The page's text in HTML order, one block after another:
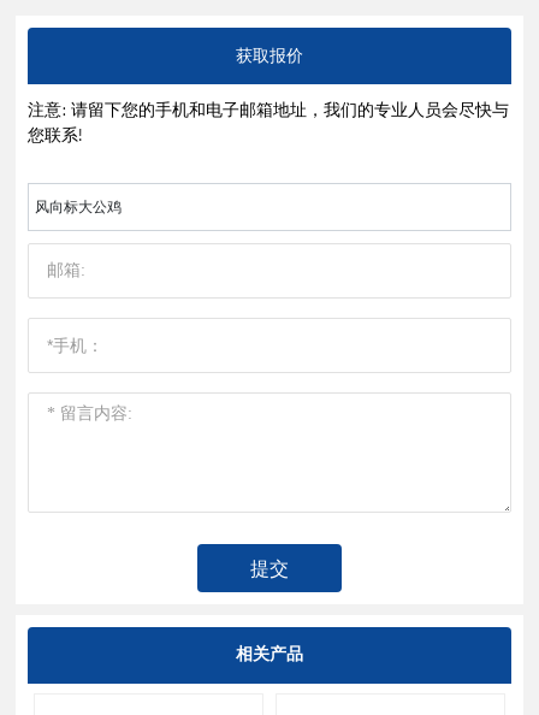
获取报价
注意: 请留下您的手机和电子邮箱地址，我们的专业人员会尽快与
您联系!
风向标大公鸡
提交
相关产品